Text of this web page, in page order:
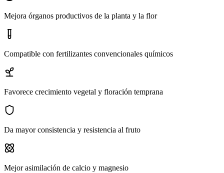
Mejora órganos productivos de la planta y la flor
Compatible con fertilizantes convencionales químicos
Favorece crecimiento vegetal y floración temprana
Da mayor consistencia y resistencia al fruto
Mejor asimilación de calcio y magnesio